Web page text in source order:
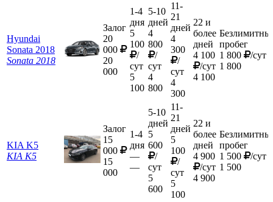
Hyundai
Sonata 2018
Sonata 2018
Залог
20
000
20
000
1-4
дня
5
100
/
сут
5
100
5-10
дней
4
800
/
сут
4
800
11-
21
дней
4
300
/
сут
4
300
22 и
более
дней
4 100
/сут
4 100
пробег
1 800
/сут
1 800
KIA K5
KIA K5
Залог
15
000
15
000
1-4
дня
—
—
5-10
дней
5
600
/
сут
5
600
11-
21
дней
5
100
/
сут
5
100
22 и
более
дней
4 900
/сут
4 900
пробег
1 500
/сут
1 500